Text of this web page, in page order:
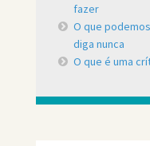
fazer
O que
diga nunca
O que é uma